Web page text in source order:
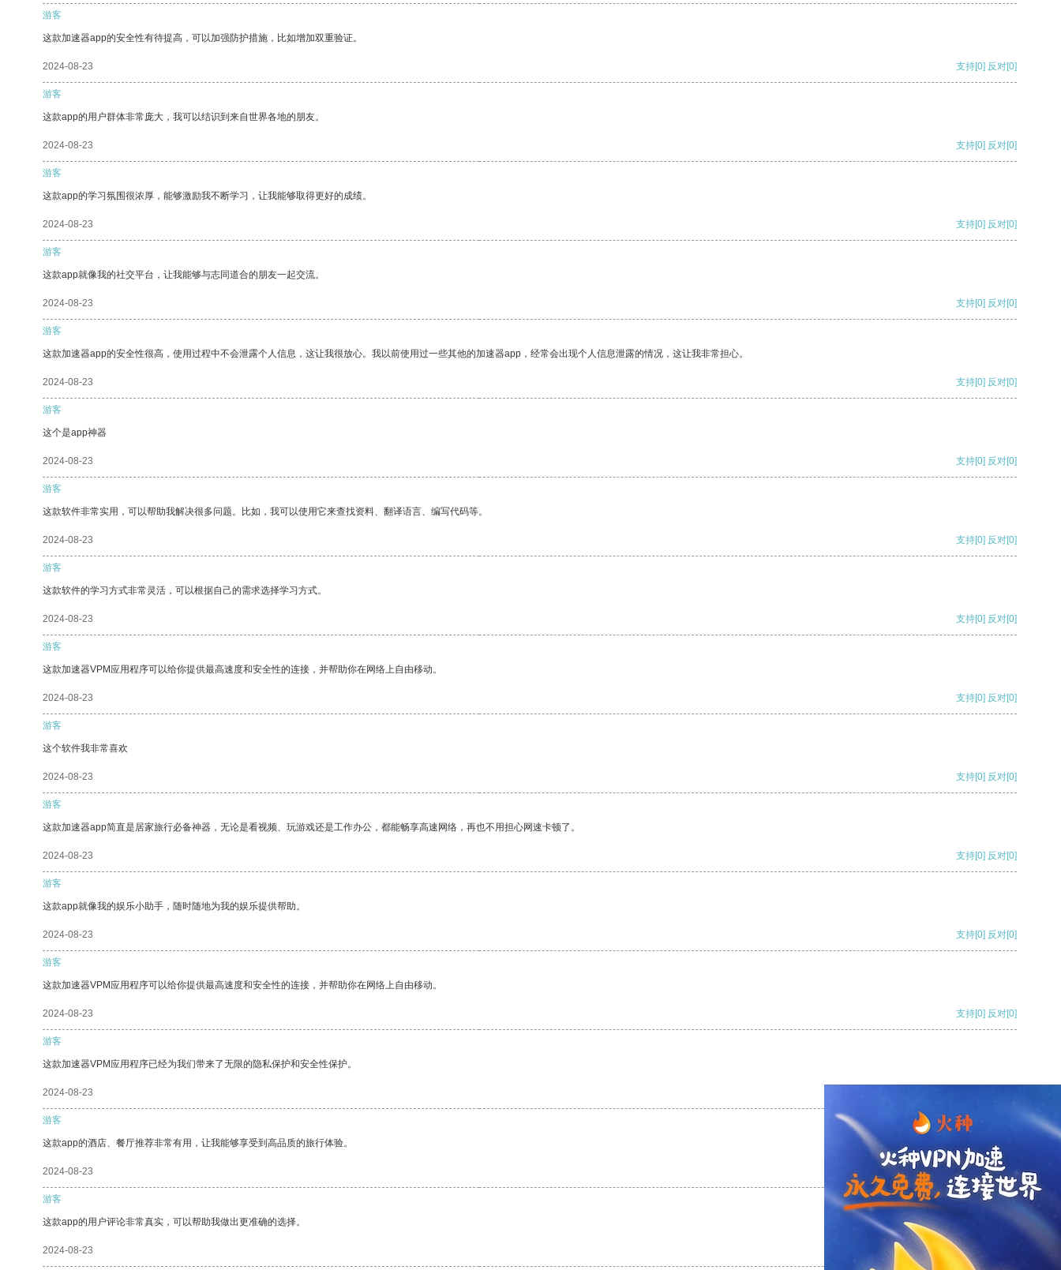
游客
这款加速器app的安全性有待提高，可以加强防护措施，比如增加双重验证。
2024-08-23 支持[0] 反对[0]
游客
这款app的用户群体非常庞大，我可以结识到来自世界各地的朋友。
2024-08-23 支持[0] 反对[0]
游客
这款app的学习氛围很浓厚，能够激励我不断学习，让我能够取得更好的成绩。
2024-08-23 支持[0] 反对[0]
游客
这款app就像我的社交平台，让我能够与志同道合的朋友一起交流。
2024-08-23 支持[0] 反对[0]
游客
这款加速器app的安全性很高，使用过程中不会泄露个人信息，这让我很放心。我以前使用过一些其他的加速器app，经常会出现个人信息泄露的情况，这让我非常担心。
2024-08-23 支持[0] 反对[0]
游客
这个是app神器
2024-08-23 支持[0] 反对[0]
游客
这款软件非常实用，可以帮助我解决很多问题。比如，我可以使用它来查找资料、翻译语言、编写代码等。
2024-08-23 支持[0] 反对[0]
游客
这款软件的学习方式非常灵活，可以根据自己的需求选择学习方式。
2024-08-23 支持[0] 反对[0]
游客
这款加速器VPM应用程序可以给你提供最高速度和安全性的连接，并帮助你在网络上自由移动。
2024-08-23 支持[0] 反对[0]
游客
这个软件我非常喜欢
2024-08-23 支持[0] 反对[0]
游客
这款加速器app简直是居家旅行必备神器，无论是看视频、玩游戏还是工作办公，都能畅享高速网络，再也不用担心网速卡顿了。
2024-08-23 支持[0] 反对[0]
游客
这款app就像我的娱乐小助手，随时随地为我的娱乐提供帮助。
2024-08-23 支持[0] 反对[0]
游客
这款加速器VPM应用程序可以给你提供最高速度和安全性的连接，并帮助你在网络上自由移动。
2024-08-23 支持[0] 反对[0]
游客
这款加速器VPM应用程序已经为我们带来了无限的隐私保护和安全性保护。
2024-08-23
游客
这款app的酒店、餐厅推荐非常有用，让我能够享受到高品质的旅行体验。
2024-08-23 支持 [0] 反对 [0]
游客
这款app的用户评论非常真实，可以帮助我做出更准确的选择。
2024-08-23 支持